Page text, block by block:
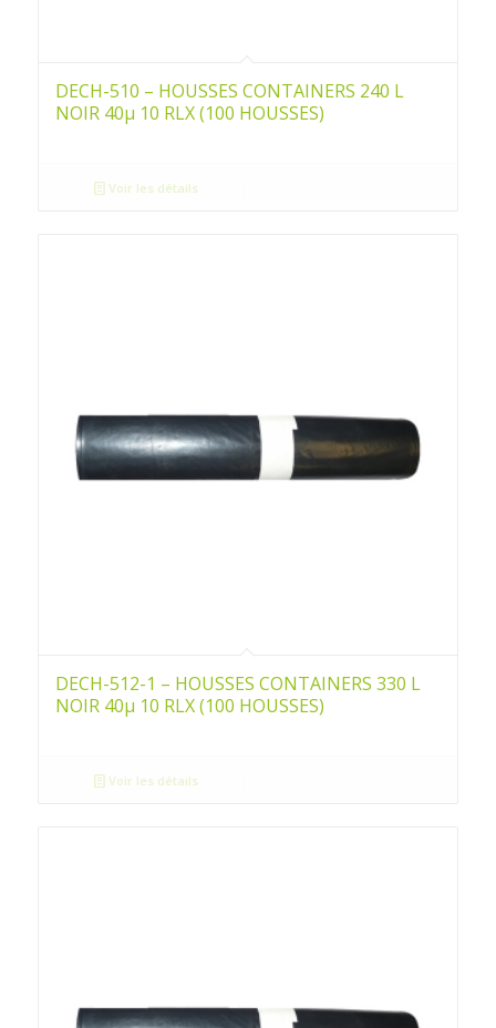
DECH-510 – HOUSSES CONTAINERS 240 L
NOIR 40µ 10 RLX (100 HOUSSES)
Voir les détails
DECH-512-1 – HOUSSES CONTAINERS 330 L
NOIR 40µ 10 RLX (100 HOUSSES)
Voir les détails